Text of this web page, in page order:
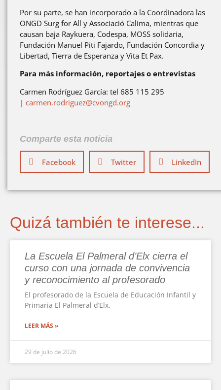
Por su parte, se han incorporado a la Coordinadora las
ONGD Surg for All y Associació Calima, mientras que
causan baja Raykuera, Codespa, MOSS solidaria,
Fundación Manuel Piti Fajardo, Fundación Concordia y
Libertad, Tierra de Esperanza y Vita Et Pax.
Para más información, reportajes o entrevistas
Carmen Rodríguez García: tel 685 115 295
| carmen.rodriguez@cvongd.org
Comparte esta noticia
Facebook Twitter LinkedIn
Quizá también te interese...
La Escuela El Palmeral d’Elx cierra el
curso con una jornada de convivencia
y reconocimiento al profesorado
El profesorado de la Escuela de Educación Infantil y
Primaria El Palmeral d’Elx,
LEER MÁS »
29 de julio de 2026